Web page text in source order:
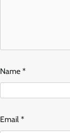
Name *
Email *